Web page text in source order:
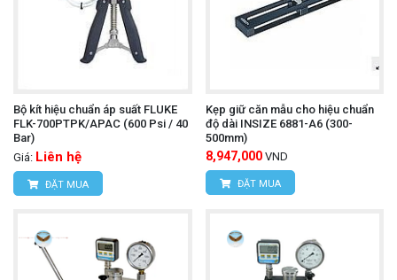
Bộ kít hiệu chuẩn áp suất FLUKE
FLK-700PTPK/APAC (600 Psi / 40
Bar)
Giá: Liên hệ
ĐẶT MUA
Kẹp giữ căn mẫu cho hiệu chuẩn
độ dài INSIZE 6881-A6 (300-
500mm)
8,947,000 VND
ĐẶT MUA